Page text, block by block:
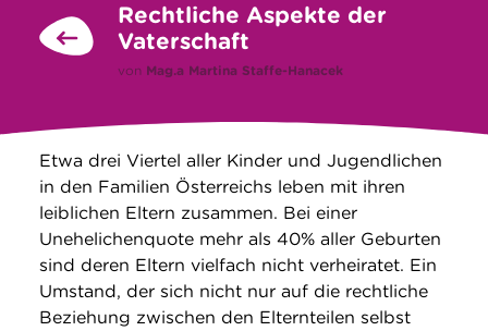
News
Über uns
Suche
Rechtliche Aspekte der
Vaterschaft
von Mag.a Martina Staffe-Hanacek
Etwa drei Viertel aller Kinder und Jugendlichen
in den Familien Österreichs leben mit ihren
leiblichen Eltern zusammen. Bei einer
Unehelichenquote mehr als 40% aller Geburten
sind deren Eltern vielfach nicht verheiratet. Ein
Umstand, der sich nicht nur auf die rechtliche
Beziehung zwischen den Elternteilen selbst